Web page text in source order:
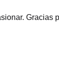
Gracias